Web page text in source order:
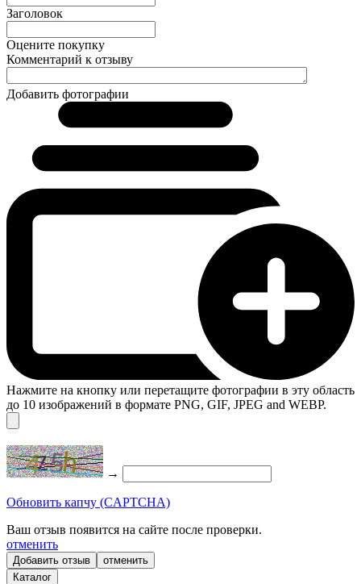
Заголовок
Оцените покупку
Комментарий к отзыву
Добавить фотографии
Нажмите на кнопку или перетащите фотографии в эту область
до 10 изображений в формате PNG, GIF, JPEG and WEBP.
→
Обновить капчу (CAPTCHA)
Ваш отзыв появится на сайте после проверки.
отменить
отменить
Каталог